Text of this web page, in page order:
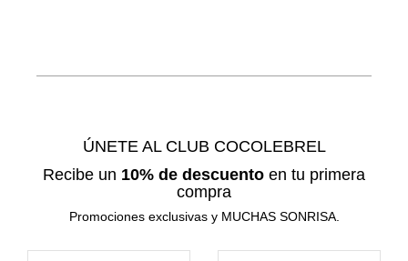
ÚNETE AL CLUB COCOLEBREL
Recibe un 10% de descuento en tu primera
compra
Promociones exclusivas y MUCHAS SONRISA.